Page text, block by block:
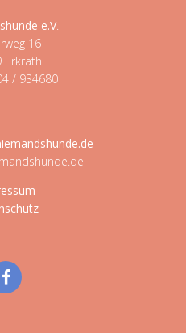
e.V
16
Erkrath
/ 934680